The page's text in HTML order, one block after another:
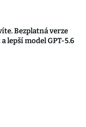
Bezplatná verze
lepší model GPT-5.6